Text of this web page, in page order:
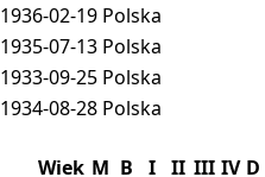
1936-02-19 Polska
1935-07-13 Polska
1933-09-25 Polska
1934-08-28 Polska
Wiek M B I II III IV D